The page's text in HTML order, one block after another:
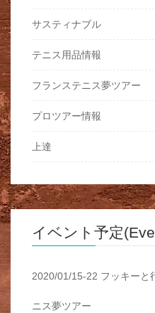
サスティナブル
テニス用品情報
フランステニス夢ツアー
プロツアー情報
上達
イベント予定
2020/01/15-22 フッキー
ニス夢ツアー